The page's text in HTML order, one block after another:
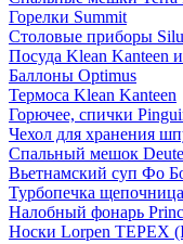
Горелки Summit
Столовые приборы
Посуда Klean Kanteen
Баллоны Optimus
Термоса Klean Kanteen
Горючее, спички
Чехол для хранения
Спальный мешок
Вьетнамский суп Фо
Турбопечка
Налобный фонарь
Носки Lorpen TEPEX